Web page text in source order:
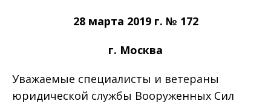
28 марта 2019 г. № 172
г. Москва
Уважаемые специалисты и ветераны
юридической службы Вооруженных Сил